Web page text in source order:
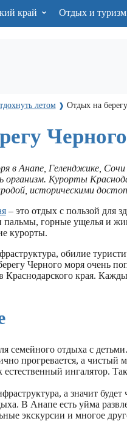
край Отдых и туризм
летом ❱ Отдых на
в Анапе, Геленджике,
организм. Курорты
историческими
– это отдых с пользой для
горные ущелья и
курорты.
обилие
Черного моря очень
Краснодарского края.
семейного отдыха с
прогревается, а
ингалятор.
а значит
В Анапе есть уйма
экскурсии и многое